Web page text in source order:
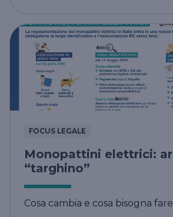
FOCUS LEGALE
Monopattini elettrici:
“targhino”
Cosa cambia e cosa bisogna